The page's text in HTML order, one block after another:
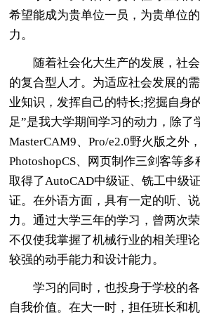
希望能成为贵单位一员，为贵单位
力。
随着社会化大生产的发展，社
的复合型人才。为适应社会发展的
业知识，发挥自己的特长;挖掘自身
足”是我大学期间学习的动力，除了
MasterCAM9、Pro/e2.0野火版之外
PhotoshopCS、网页制作三剑客等
取得了AutoCAD中级证、铣工中级
证。在外语方面，具有一定的听、
力。通过大学三年的学习，曾两次
不仅使我掌握了机械行业的相关理
较强的动手能力和设计能力。
学习的同时，也投身于学校的
自我价值。在大一时，担任班长和